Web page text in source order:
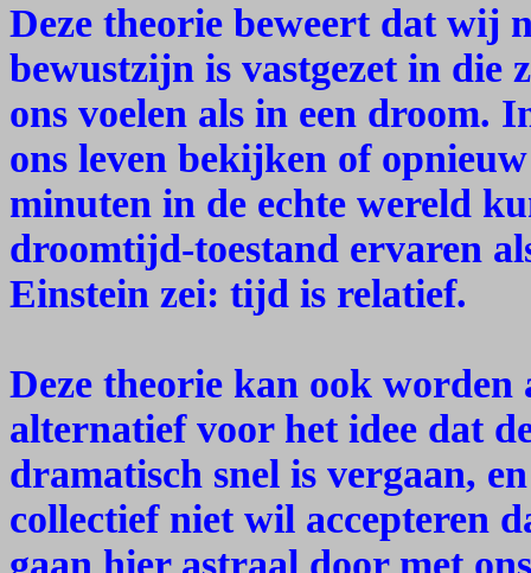
Deze theorie beweert dat wij
bewustzijn is vastgezet in die
ons voelen als in een droom.
ons leven bekijken of
minuten in de echte wereld
droomtijd-toestand ervaren
Einstein zei: tijd is relatief.
Deze theorie kan ook worden
alternatief voor het idee dat
dramatisch snel is vergaan,
collectief niet wil accepteren